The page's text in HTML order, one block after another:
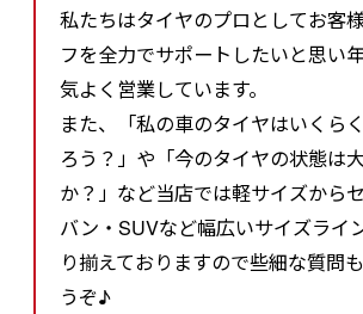
私たちはタイヤのプロとしてお客
フを全力でサポートしたいと思い
気よく営業しています。
また、「私の車のタイヤはいくら
ろう？」や「今のタイヤの状態は
か？」など当店では軽サイズから
バン・SUVなど幅広いサイズライ
り揃えておりますので些細な質問
うぞ♪